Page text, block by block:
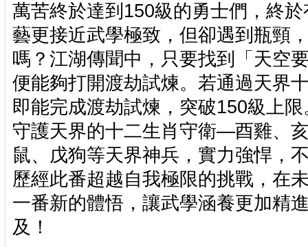
萬苦終於達到150級的勇士們，終
藝更接近武學極致，但卻遇到瓶頸
嗎？江湖傳聞中，只要找到「天空
便能夠打開渡劫試煉。若通過天界
即能完成渡劫試煉，突破150級上限
守護天界的十二生肖守衛—酉雞、
鼠、戊狗等天界神兵，實力強悍，
歷經此番超越自我極限的挑戰，在
一番新的體悟，讓武學涵養更加精
及！